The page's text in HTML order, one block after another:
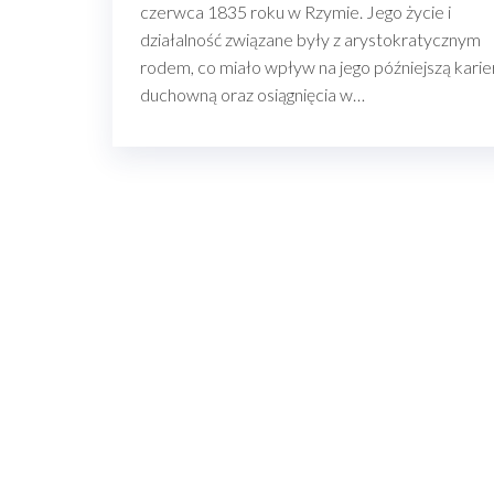
czerwca 1835 roku w Rzymie. Jego życie i
działalność związane były z arystokratycznym
rodem, co miało wpływ na jego późniejszą
duchowną oraz osiągnięcia w…